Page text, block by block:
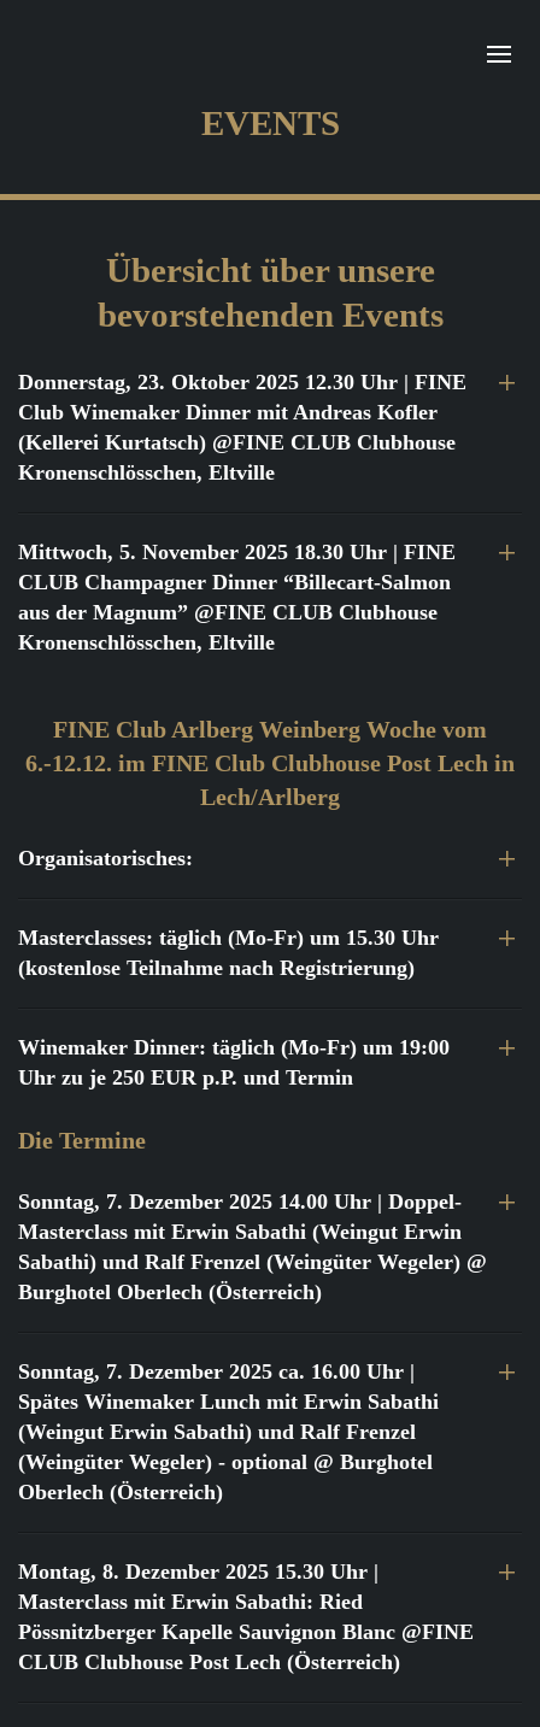
EVENTS
Übersicht über unsere
bevorstehenden Events
Donnerstag, 23. Oktober 2025 12.30 Uhr | FINE
Club Winemaker Dinner mit Andreas Kofler
(Kellerei Kurtatsch) @FINE CLUB Clubhouse
Kronenschlösschen, Eltville
Mittwoch, 5. November 2025 18.30 Uhr | FINE
CLUB Champagner Dinner “Billecart-Salmon
aus der Magnum” @FINE CLUB Clubhouse
Kronenschlösschen, Eltville
FINE Club Arlberg Weinberg Woche vom
6.-12.12. im FINE Club Clubhouse Post Lech in
Lech/Arlberg
Organisatorisches:
Masterclasses: täglich (Mo-Fr) um 15.30 Uhr
(kostenlose Teilnahme nach Registrierung)
Winemaker Dinner: täglich (Mo-Fr) um 19:00
Uhr zu je 250 EUR p.P. und Termin
Die Termine
Sonntag, 7. Dezember 2025 14.00 Uhr | Doppel-
Masterclass mit Erwin Sabathi (Weingut Erwin
Sabathi) und Ralf Frenzel (Weingüter Wegeler) @
Burghotel Oberlech (Österreich)
Sonntag, 7. Dezember 2025 ca. 16.00 Uhr |
Spätes Winemaker Lunch mit Erwin Sabathi
(Weingut Erwin Sabathi) und Ralf Frenzel
(Weingüter Wegeler) - optional @ Burghotel
Oberlech (Österreich)
Montag, 8. Dezember 2025 15.30 Uhr |
Masterclass mit Erwin Sabathi: Ried
Pössnitzberger Kapelle Sauvignon Blanc @FINE
CLUB Clubhouse Post Lech (Österreich)